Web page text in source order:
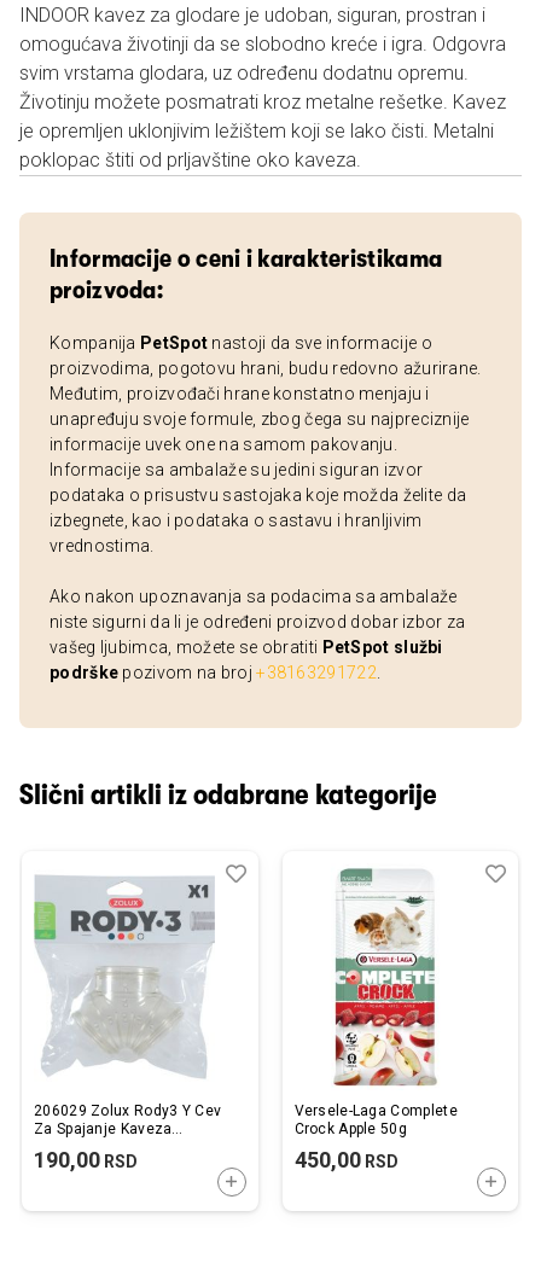
INDOOR kavez za glodare je udoban, siguran, prostran i
omogućava životinji da se slobodno kreće i igra. Odgovra
svim vrstama glodara, uz određenu dodatnu opremu.
Životinju možete posmatrati kroz metalne rešetke. Kavez
je opremljen uklonjivim ležištem koji se lako čisti. Metalni
poklopac štiti od prljavštine oko kaveza.
Informacije o ceni i karakteristikama
proizvoda:
Kompanija PetSpot nastoji da sve informacije o
proizvodima, pogotovu hrani, budu redovno ažurirane.
Međutim, proizvođači hrane konstatno menjaju i
unapređuju svoje formule, zbog čega su najpreciznije
informacije uvek one na samom pakovanju.
Informacije sa ambalaže su jedini siguran izvor
podataka o prisustvu sastojaka koje možda želite da
izbegnete, kao i podataka o sastavu i hranljivim
vrednostima.
Ako nakon upoznavanja sa podacima sa ambalaže
niste sigurni da li je određeni proizvod dobar izbor za
vašeg ljubimca, možete se obratiti PetSpot službi
podrške pozivom na broj+38163291722
Slični artikli iz odabrane kategorije
206029 Zolux Rody3 Y Cev
Za Spajanje Kaveza
190,00 RSD
DODAJTE U KORPU
Dodaj
Uporedi
Versele-Laga Complete
Crock Apple 50g
450,00RSD